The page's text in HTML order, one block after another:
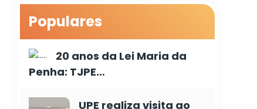
Populares
20 anos da Lei Maria da
Penha: TJPE…
UPE realiza visita ao